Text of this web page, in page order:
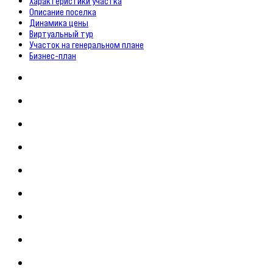
Описание поселка
Динамика цены
Виртуальный тур
Участок на генеральном плане
Бизнес-план